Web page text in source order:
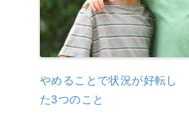
やめることで状況が好転し
た3つのこと